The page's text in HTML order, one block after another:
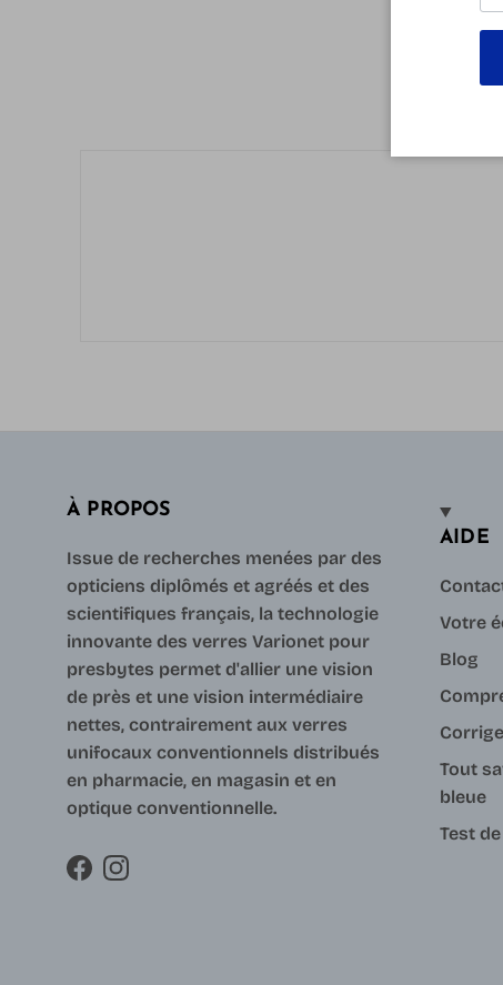
À PROPOS
Issue de recherches menées par des
opticiens diplômés et agréés et des
scientifiques français, la technologie
innovante des verres Varionet pour
presbytes permet d'allier une vision
de près et une vision intermédiaire
nettes, contrairement aux verres
unifocaux conventionnels distribués
en pharmacie, en magasin et en
optique conventionnelle.
FacebookInstagram
AIDE
Votre
Blog
Tout
bleue
Test